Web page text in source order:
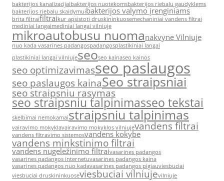
bakterijos kanalizacijaibakterijos nuotekomsbakterijos riebalu gaudyklems
bakterijos riebalu skaidymuibakterijos valymo įrenginiams
brita filtraifiltraikur apsistoti druskininkuosemechaniniai vandens filtrai
mediniai langaimediniai langai vilniuje
mikroautobusu nuomanakvyne Vilniuje
nuo kada vasarines padangospadangosplastikiniai langai
plastikiniai langai vilniujeseoseo kainaseo kainos
seo optimizavimasseo paslaugos
seo paslaugos kainaSeo straipsniai
seo straipsniu rasymas
seo straipsniu talpinimasseo tekstai
skelbimai nemokamaistraipsniu talpinimas
vairavimo mokyklavairavimo mokyklos vilniujevandens filtrai
vandens filtravimo sistemosvandens kokybe
vandens minkstinimo filtrai
vandens nugeležinimo filtraivasarines padangos
vasarines padangos internetuvasarines padangos kaina
vasarines padangos nuo kadavasarines padangos pigiauviesbuciai
viesbuciai druskininkuoseviesbuciai vilniujevilniuje